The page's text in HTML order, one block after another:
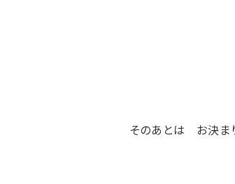
そのあとは お決ま